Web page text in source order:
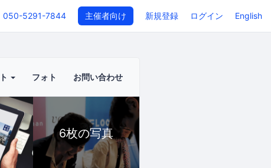
050-5291-7844 主催者向け 新規登録 ログイン English
フォト お問い合わせ
6枚の写真